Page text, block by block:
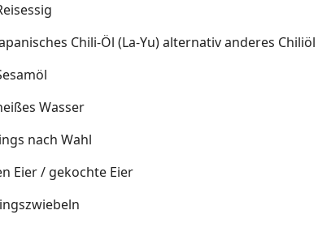
Chili-Öl (La-Yu) alternativ anderes Chiliöl
Wasser
nach Wahl
Eier / gekochte Eier